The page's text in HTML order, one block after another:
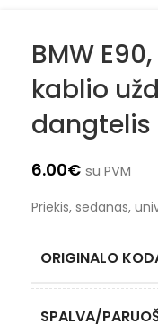
BMW
kablio
6.00€ su PVM
Priekis, sedanas,
ORIGINALO
SPALVA/